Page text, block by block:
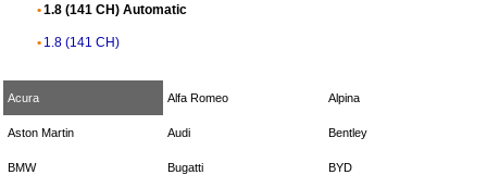
1.8 (141 CH) Automatic
1.8 (141 CH)
Acura Alfa Romeo Alpina
Aston Martin Audi Bentley
BMW Bugatti BYD